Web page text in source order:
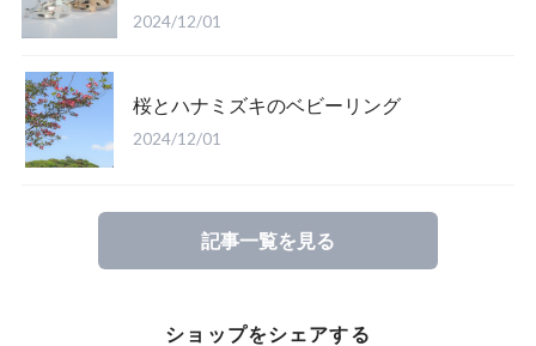
2024/12/01
桜とハナミズキのベビーリング
2024/12/01
記事一覧を見る
ショップをシェアする